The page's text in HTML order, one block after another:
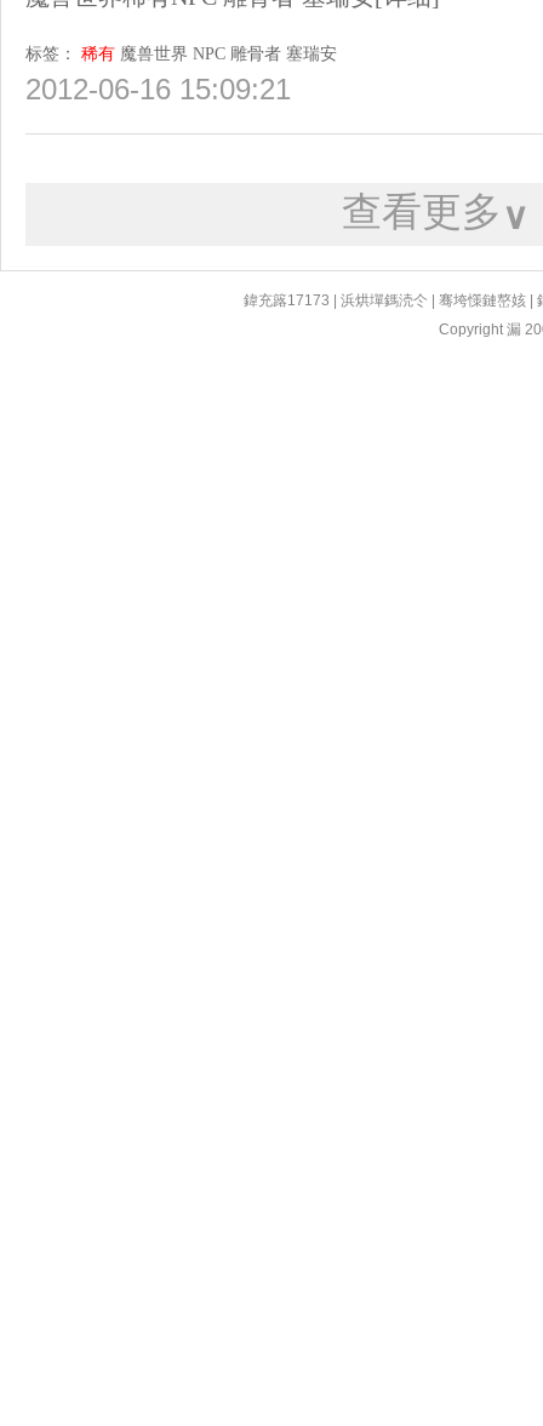
标签： 稀有 魔兽世界 NPC 雕骨者 塞瑞安
2012-06-16 15:09:21
查看更多 ∨
鍏充簬17173 |浜烘墠鎷涜仒 |骞垮憡鏈嶅姟 |
Copyright 漏